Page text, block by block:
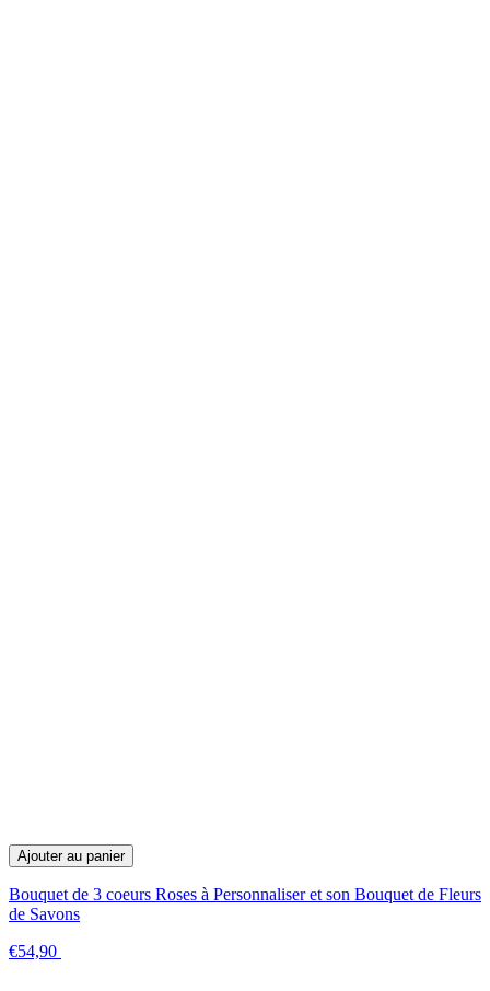
Ajouter au panier
Bouquet de 3 coeurs Roses à Personnaliser et son Bouquet de Fleurs
de Savons
€54,90